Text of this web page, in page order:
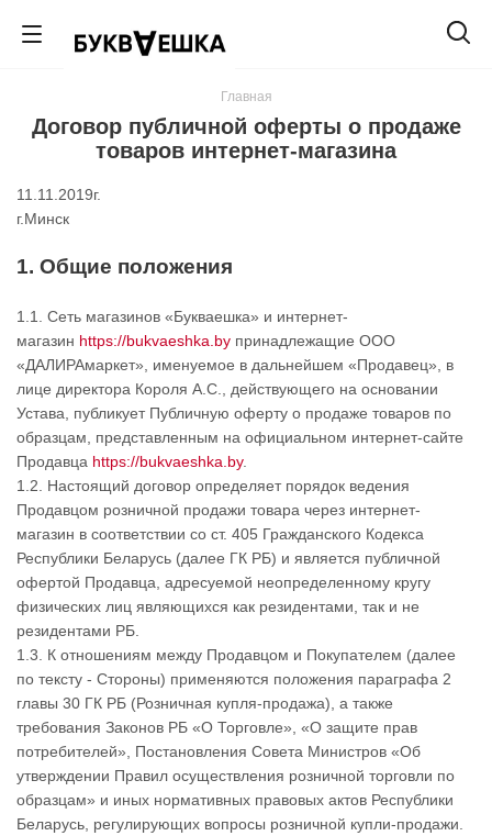
Главная
Договор публичной оферты о продаже
товаров интернет-магазина
11.11.2019г.
г.Минск
1. Общие положения
1.1. Сеть магазинов «Букваешка» и интернет-
магазин https://bukvaeshka.by принадлежащие ООО
«ДАЛИРАмаркет», именуемое в дальнейшем «Продавец», в
лице директора Короля А.С., действующего на основании
Устава, публикует Публичную оферту о продаже товаров по
образцам, представленным на официальном интернет-сайте
Продавца https://bukvaeshka.by.
1.2. Настоящий договор определяет порядок ведения
Продавцом розничной продажи товара через интернет-
магазин в соответствии со ст. 405 Гражданского Кодекса
Республики Беларусь (далее ГК РБ) и является публичной
офертой Продавца, адресуемой неопределенному кругу
физических лиц являющихся как резидентами, так и не
резидентами РБ.
1.3. К отношениям между Продавцом и Покупателем (далее
по тексту - Стороны) применяются положения параграфа 2
главы 30 ГК РБ (Розничная купля-продажа), а также
требования Законов РБ «О Торговле», «О защите прав
потребителей», Постановления Совета Министров «Об
утверждении Правил осуществления розничной торговли по
образцам» и иных нормативных правовых актов Республики
Беларусь, регулирующих вопросы розничной купли-продажи.